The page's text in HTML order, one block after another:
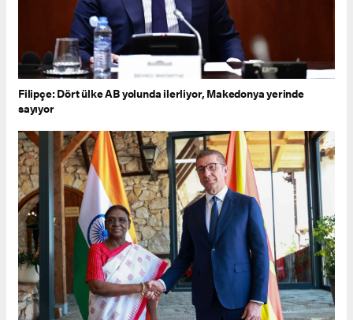
Filipçe: Dört ülke AB yolunda ilerliyor, Makedonya yerinde
sayıyor